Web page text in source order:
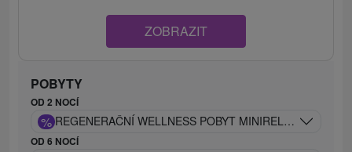
ZOBRAZIT
POBYTY
OD 2 NOCÍ
% REGENERAČNÍ WELLNESS POBYT MINIRELAX:
OD 6 NOCÍ